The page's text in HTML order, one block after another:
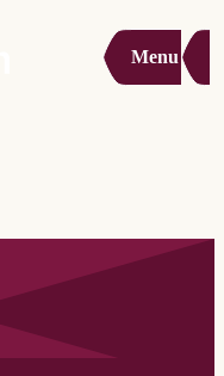
Menu